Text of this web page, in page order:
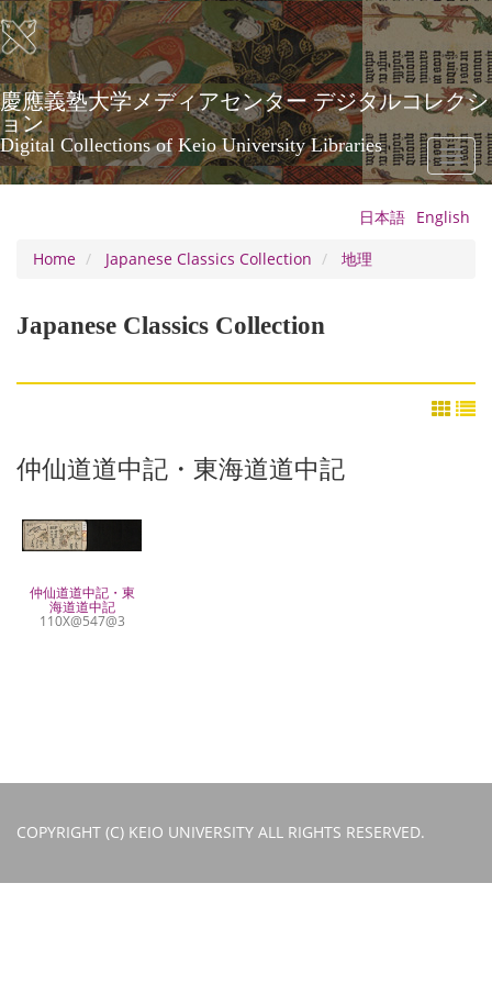
Skip
to
main
content
慶應義塾大学メディアセンター デジタルコレクシ
ョン
Digital Collections of Keio University Libraries
Toggle
日本語 English
Home
Japanese Classics Collection 地理
Japanese Classics Collection
仲仙道道中記・東海道道中記
仲仙道道中記・東
海道道中記
110X@547@3
COPYRIGHT (C) KEIO UNIVERSITY ALL RIGHTS RESERVED.